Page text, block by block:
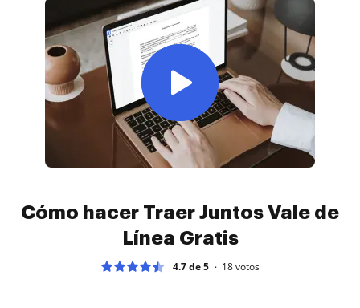
Cómo hacer Traer Juntos Vale de
Línea Gratis
4.7 de 5 18votos